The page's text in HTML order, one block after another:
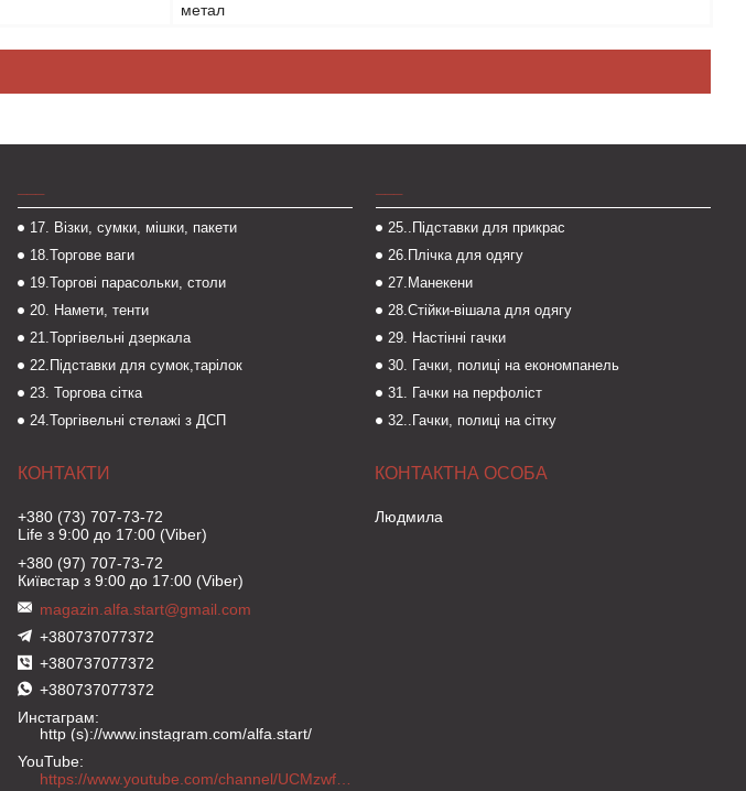
метал
17. Візки, сумки, мішки, пакети
18.Торгове ваги
19.Торгові парасольки, столи
20. Намети, тенти
21.Торгівельні дзеркала
22.Підставки для сумок,тарілок
23. Торгова сітка
24.Торгівельні стелажі з ДСП
25..Підставки для прикрас
26.Плічка для одягу
27.Манекени
28.Стійки-вішала для одягу
29. Настінні гачки
30. Гачки, полиці на економпанель
31. Гачки на перфоліст
32..Гачки, полиці на сітку
+380 (73) 707-73-72
Life з 9:00 до 17:00 (Viber)
+380 (97) 707-73-72
Київстар з 9:00 до 17:00 (Viber)
magazin.alfa.start@gmail.com
+380737077372
+380737077372
+380737077372
Инстаграм
http (s)://www.instagram.com/alfa.start/
YouTube
Людмила